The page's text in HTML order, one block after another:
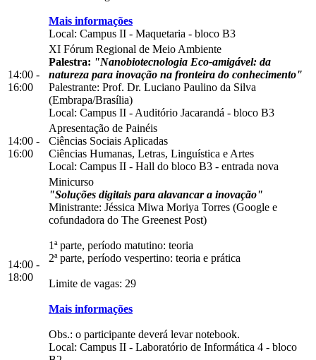
Mais informações
Local: Campus II - Maquetaria - bloco B3
14:00 -
16:00
XI Fórum Regional de Meio Ambiente
Palestra: "Nanobiotecnologia Eco-amigável: da
natureza para inovação na fronteira do conhecimento"
Palestrante: Prof. Dr. Luciano Paulino da Silva
(Embrapa/Brasília)
Local: Campus II - Auditório Jacarandá - bloco B3
14:00 -
16:00
Apresentação de Painéis
Ciências Sociais Aplicadas
Ciências Humanas, Letras, Linguística e Artes
Local: Campus II - Hall do bloco B3 - entrada nova
14:00 -
18:00
Minicurso
"Soluções digitais para alavancar a inovação"
Ministrante: Jéssica Miwa Moriya Torres (Google e
cofundadora do The Greenest Post)
1ª parte, período matutino: teoria
2ª parte, período vespertino: teoria e prática
Limite de vagas: 29
Mais informações
Obs.: o participante deverá levar notebook.
Local: Campus II - Laboratório de Informática 4 - bloco